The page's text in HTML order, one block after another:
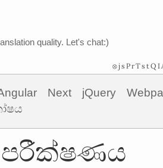
quality. Let's chat:)
Next jQuery
පරීක්ෂණය